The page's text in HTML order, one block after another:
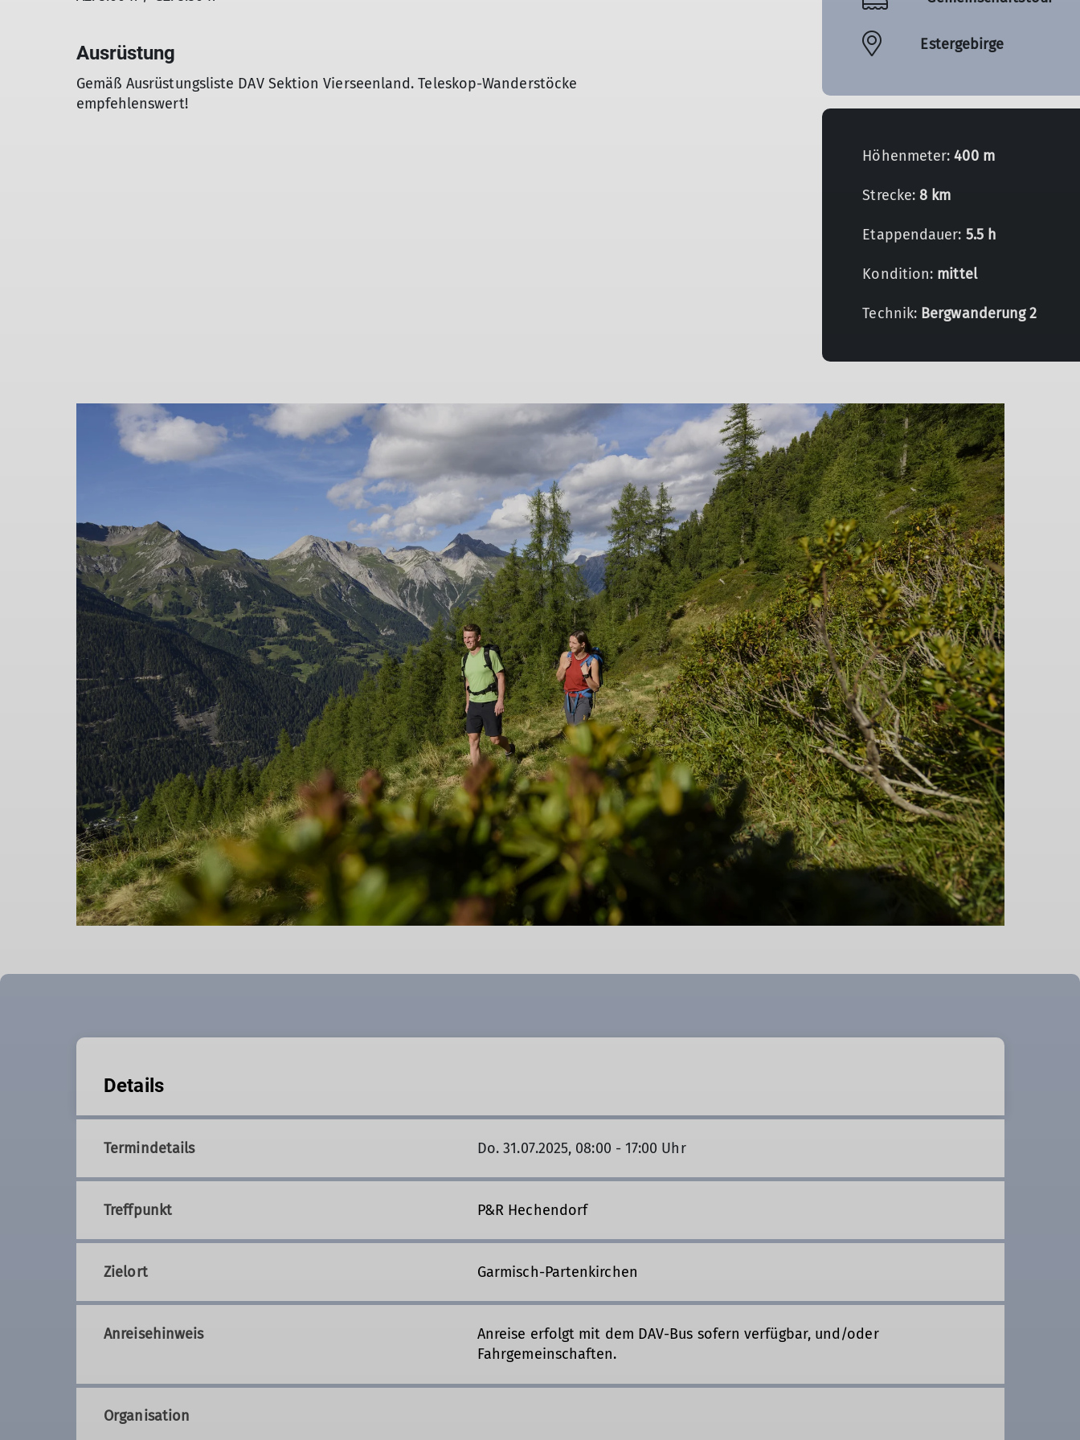
Ausrüstung
Gemäß Ausrüstungsliste DAV Sektion Vierseenland. Teleskop-Wanderstöcke
empfehlenswert!
Estergebirge
Höhenmeter:400 m
Strecke:8 km
Etappendauer: 5.5 h
Kondition: mittel
Technik: Bergwanderung 2
Details
Termindetails Do. 31.07.2025, 08:00 - 17:00 Uhr
Treffpunkt P&R Hechendorf
Zielort Garmisch-Partenkirchen
Anreisehinweis
Anreise erfolgt mit dem DAV-Bus sofern verfügbar, und/oder
Fahrgemeinschaften.
Organisation